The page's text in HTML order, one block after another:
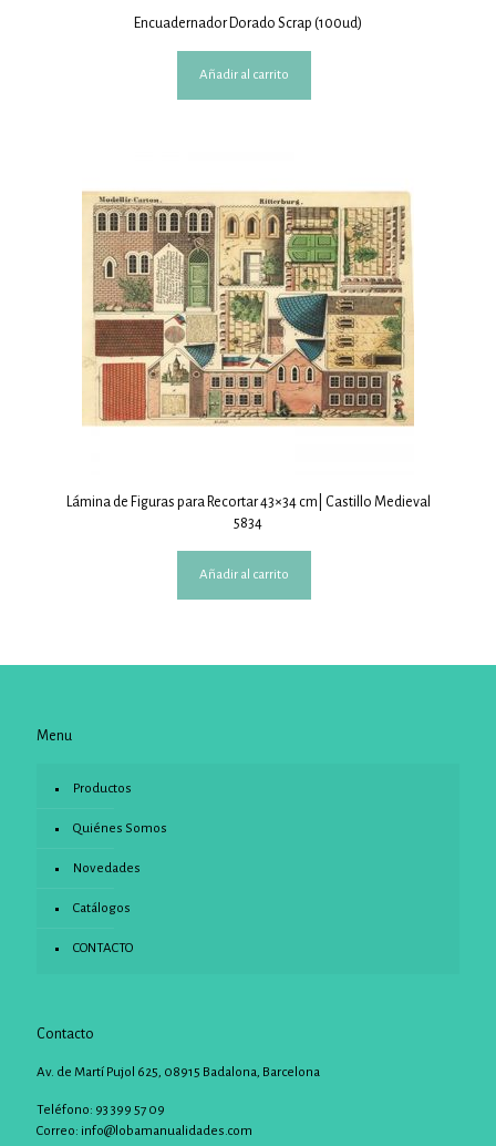
Encuadernador Dorado Scrap (100ud)
Añadir al carrito
Lámina de Figuras para Recortar 43×34 cm| Castillo Medieval
5834
Añadir al carrito
Menu
Productos
Quiénes Somos
Novedades
Catálogos
CONTACTO
Contacto
Av. de Martí Pujol 625, 08915 Badalona, Barcelona
Teléfono: 93 399 57 09
Correo: info@lobamanualidades.com